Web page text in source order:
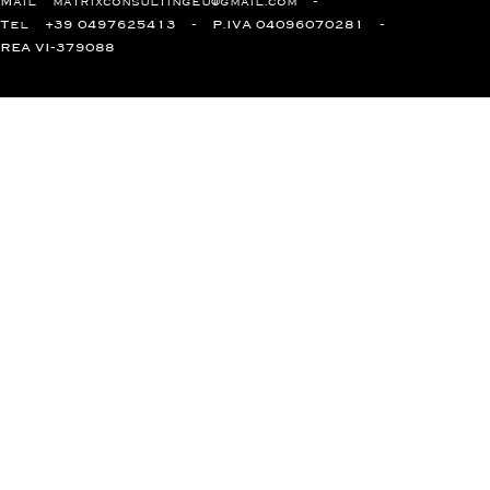
Tel +39 0497625413 P.IVA 04096070281
REA VI-379088